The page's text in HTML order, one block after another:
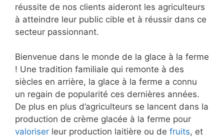
réussite de nos clients aideront les agriculteurs
à atteindre leur public cible et à réussir dans ce
secteur passionnant.
Bienvenue dans le monde de la glace à la ferme
! Une tradition familiale qui remonte à des
siècles en arrière, la glace à la ferme a connu
un regain de popularité ces dernières années.
De plus en plus d’agriculteurs se lancent dans la
production de crème glacée à la ferme pour
valoriser leur production laitière ou de fruits, et